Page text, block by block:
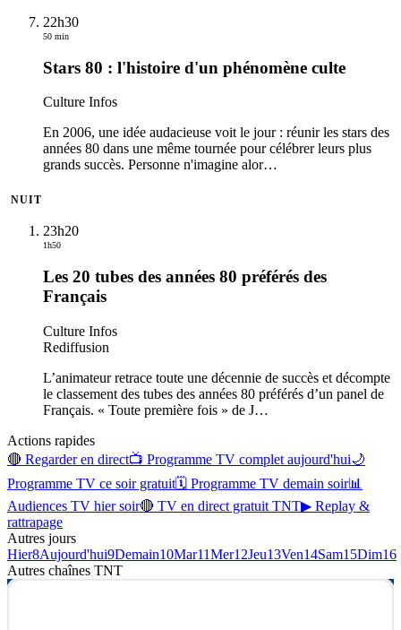
22h30
50 min
Stars 80 : l'histoire d'un phénomène culte
Culture Infos
En 2006, une idée audacieuse voit le jour : réunir les stars des
années 80 dans une même tournée pour célébrer leurs plus
grands succès. Personne n'imagine alor…
NUIT
23h20
1h50
Les 20 tubes des années 80 préférés des
Français
Culture Infos
Rediffusion
L’animateur retrace toute une décennie de succès et décompte
le classement des tubes des années 80 préférés d’un panel de
Français. « Toute première fois » de J…
Actions rapides
🔴 Regarder en direct📺 Programme TV complet aujourd'hui🌙
Programme TV ce soir gratuit🗓 Programme TV demain soir📊
Audiences TV hier soir🔴 TV en direct gratuit TNT▶ Replay &
rattrapage
Autres jours
Hier8Aujourd'hui9Demain10Mar11Mer12Jeu13Ven14Sam15Dim16
Autres chaînes TNT